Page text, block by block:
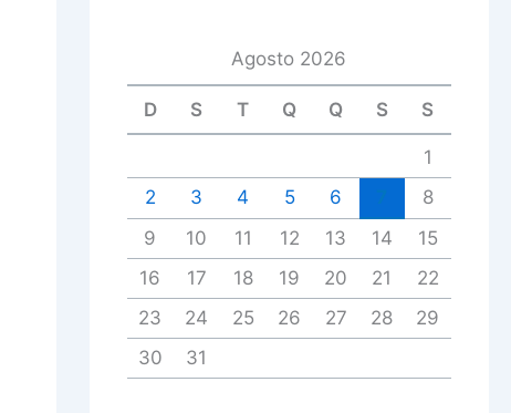
Agosto 2026
D S T Q Q S S
1
2
3 4 5 6
8
9
10 11 12 13 14
15
16
17 18 19 20 21
22
23
24 25 26 27 28
29
30
31